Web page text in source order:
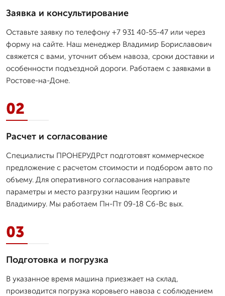
Заявка и консультирование
Оставьте заявку по телефону +7 931 40-55-47 или через
форму на сайте. Наш менеджер Владимир Бориславович
свяжется с вами, уточнит объем навоза, сроки доставки и
особенности подъездной дороги. Работаем с заявками в
Ростове-на-Доне.
02
Расчет и согласование
Специалисты ПРОНЕРУДРст подготовят коммерческое
предложение с расчетом стоимости и подбором авто по
объему. Для оперативного согласования направьте
параметры и место разгрузки нашим Георгию и
Владимиру. Мы работаем Пн-Пт 09-18 Сб-Вс вых.
03
Подготовка и погрузка
В указанное время машина приезжает на склад,
производится погрузка коровьего навоза с соблюдением